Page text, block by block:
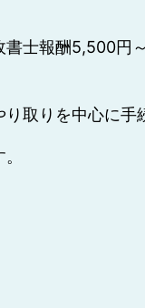
士報酬5,500円
取りを中心に手